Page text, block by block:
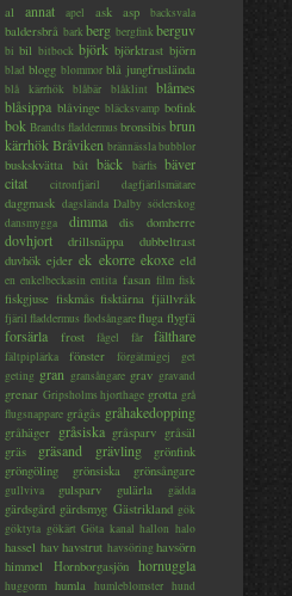
al annat apel ask asp backsvala
baldersbrå barkberg bergfinkberguv
bi bil bitbock björk björktrast björn
blad blogg blommor blå jungfruslända
blå kärrhök blåbär blåklint
blåmes
blåsippa blåvinge bläcksvamp bofink
bok Brandts fladdermus bronsibis brun
kärrhökBråviken brännässlabubblor
buskskvätta båt bäck bärfis bäver
citat
citronfjäril dagfjärilsmätare
daggmask dagslända Dalby söderskog
dansmygga
dimma dis domherre
dovhjort drillsnäppa
dubbeltrast
duvhök ejder ek ekorre ekoxe eld
en enkelbeckasin entita fasan film fisk
fiskgjuse fiskmås fisktärna fjällvråk
fjäril fladdermus flodsångarefluga flygfä
forsärla frost fågel får fälthare
fältpiplärka fönster förgätmigej
get
geting gran gransångare grav gravand
grenar Gripsholms hjorthage grotta grå
flugsnappare grågås gråhakedopping
gråhäger gråsiska gråsparv gråsäl
gräs
gräsand grävling
grönfink
gröngöling
grönsiska grönsångare
gullviva gulsparv gulärla gädda
gärdsgård gärdsmyg Gästrikland gök
göktyta gökärt Göta kanal hallon halo
hassel hav havstrut havsöring havsörn
himmel
Hornborgasjön hornuggla
huggorm humla humleblomster hund